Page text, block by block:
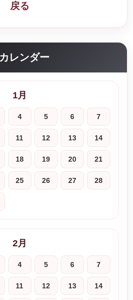
戻る
レンダー
1月
4 5 6 7
11 12 13 14
18 19 20 21
25 26 27 28
2月
4 5 6 7
11 12 13 14